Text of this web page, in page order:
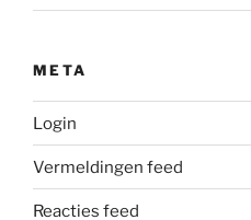
META
Login
Vermeldingen feed
Reacties feed